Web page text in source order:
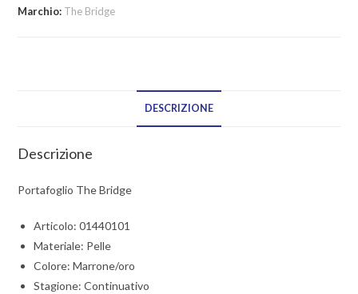
Marchio: The Bridge
DESCRIZIONE
Descrizione
Portafoglio The Bridge
Articolo: 01440101
Materiale: Pelle
Colore: Marrone/oro
Stagione: Continuativo